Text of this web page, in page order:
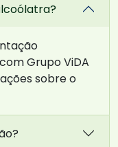
Grupo ViDA
sobre o